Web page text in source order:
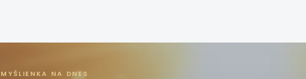
MYŠLIENKA NA DNES